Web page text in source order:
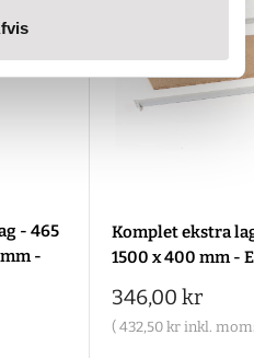
- 465
-
Komplet ekstra
1500 x 400 mm -
Salgspris
346,00 kr
( 432,50 krinkl.